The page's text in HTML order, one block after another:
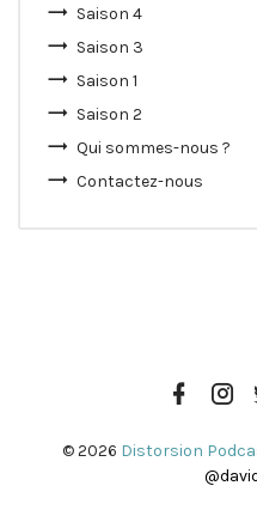
Saison 4
Saison 3
Saison 1
Saison 2
Qui sommes-nous ?
Contactez-nous
Page
© 2026 Distorsion